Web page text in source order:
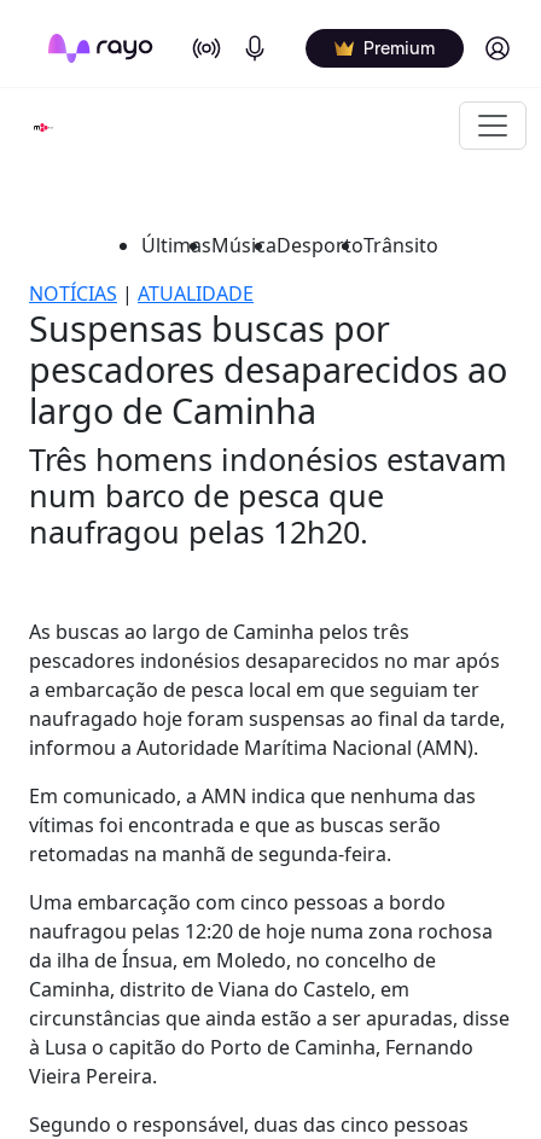
On Air Podcasts Premium Log in
ÚltimasMúsicaDesportoTrânsito
NOTÍCIAS | ATUALIDADE
Suspensas buscas por
pescadores desaparecidos ao
largo de Caminha
Três homens indonésios estavam
num barco de pesca que
naufragou pelas 12h20.
As buscas ao largo de Caminha pelos três
pescadores indonésios desaparecidos no mar após
a embarcação de pesca local em que seguiam ter
naufragado hoje foram suspensas ao final da tarde,
informou a Autoridade Marítima Nacional (AMN).
Em comunicado, a AMN indica que nenhuma das
vítimas foi encontrada e que as buscas serão
retomadas na manhã de segunda-feira.
Uma embarcação com cinco pessoas a bordo
naufragou pelas 12:20 de hoje numa zona rochosa
da ilha de Ínsua, em Moledo, no concelho de
Caminha, distrito de Viana do Castelo, em
circunstâncias que ainda estão a ser apuradas, disse
à Lusa o capitão do Porto de Caminha, Fernando
Vieira Pereira.
Segundo o responsável, duas das cinco pessoas